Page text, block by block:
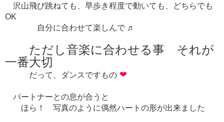
沢山飛び跳ねても、早歩き程度で動いても、どちらでも
OK
自分に合わせて楽しんで ♬
ただし音楽に合わせる事 それが
一番大切
だって、ダンスですもの ❤
パートナーとの息が合うと
ほら！ 写真のように偶然ハートの形が出来ました